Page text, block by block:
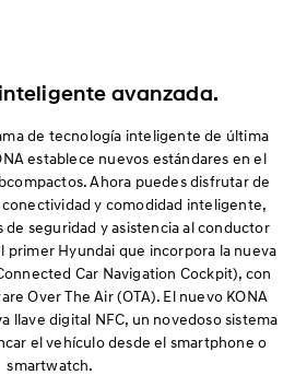
avanzada.
de tecnología inteligente de última
establece nuevos estándares en el
Ahora puedes disfrutar de
y comodidad inteligente,
de seguridad y asistencia al conductor
primer Hyundai que incorpora la nueva
Car Navigation Cockpit), con
Over The Air (OTA). El nuevo KONA
llave digital NFC, un novedoso sistema
el vehículo desde el smartphone o
smartwatch.